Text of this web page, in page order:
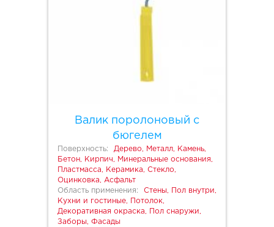
Валик поролоновый с
бюгелем
Поверхность:
Дерево, Металл, Камень,
Бетон, Кирпич, Минеральные основания,
Пластмасса, Керамика, Стекло,
Оцинковка, Асфальт
Область применения:
Стены, Пол внутри,
Кухни и гостиные, Потолок,
Декоративная окраска, Пол снаружи,
Заборы, Фасады